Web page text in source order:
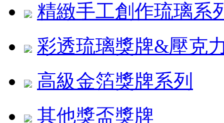
精緻手工創作琉璃系
彩透琉璃獎牌&壓克
高級金箔獎牌系列
其他獎盃獎牌